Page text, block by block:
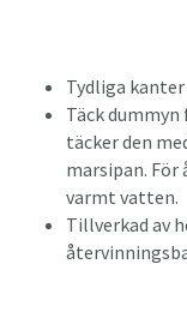
Tydliga kanter
Täck
täcker den
marsipan. För
varmt vatten.
Tillverkad av